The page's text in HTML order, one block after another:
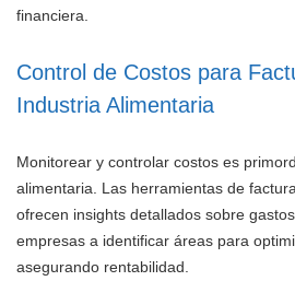
financiera.
Control de Costos para
Industria Alimentaria
Monitorear y controlar costos es
alimentaria. Las herramientas de
ofrecen insights detallados sobre
empresas a identificar áreas para
asegurando rentabilidad.